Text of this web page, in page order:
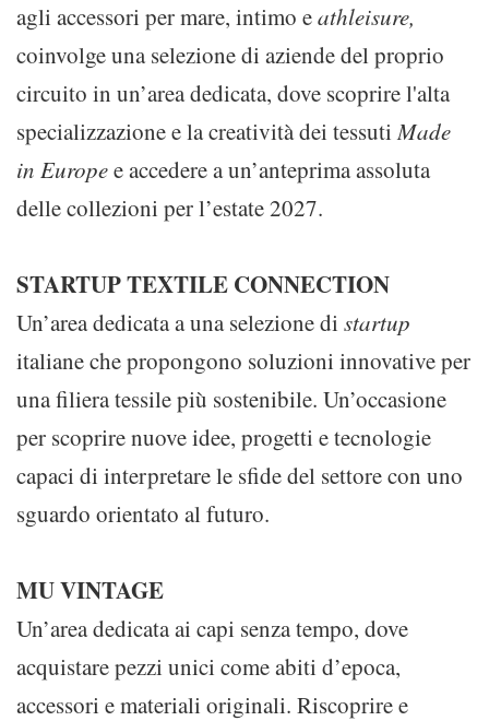
agli accessori per mare, intimo eathleisure,
coinvolge una selezione di aziende del proprio
circuito in un’area dedicata, dove scoprire l'alta
specializzazione e la creatività dei tessutiMade
in Europee accedere a un’anteprima assoluta
delle collezioni per l’estate 2027.
STARTUP TEXTILE CONNECTION
Un’area dedicata a una selezione di startup
italiane che propongono soluzioni innovative per
una filiera tessile più sostenibile. Un’occasione
per scoprire nuove idee, progetti e tecnologie
capaci di interpretare le sfide del settore con uno
sguardo orientato al futuro.
MU VINTAGE
Un’area dedicata ai capi senza tempo, dove
acquistare pezzi unici come abiti d’epoca,
accessori e materiali originali. Riscoprire e